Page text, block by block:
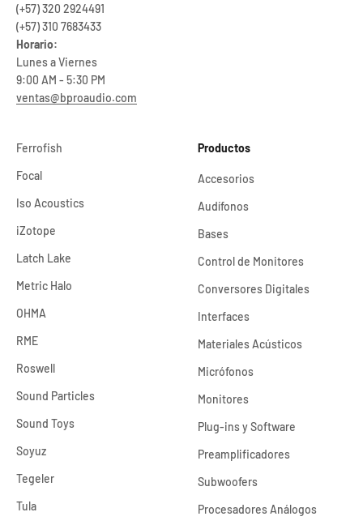
(+57) 320 2924491
(+57) 310 7683433
Horario:
Lunes a Viernes
9:00 AM - 5:30 PM
ventas@bproaudio.com
Ferrofish
Focal
Iso Acoustics
iZotope
Latch Lake
Metric Halo
OHMA
RME
Roswell
Sound Particles
Sound Toys
Soyuz
Tegeler
Tula
Productos
Accesorios
Audífonos
Bases
Control de Monitores
Conversores Digitales
Interfaces
Materiales Acústicos
Micrófonos
Monitores
Plug-ins y Software
Preamplificadores
Subwoofers
Procesadores Análogos